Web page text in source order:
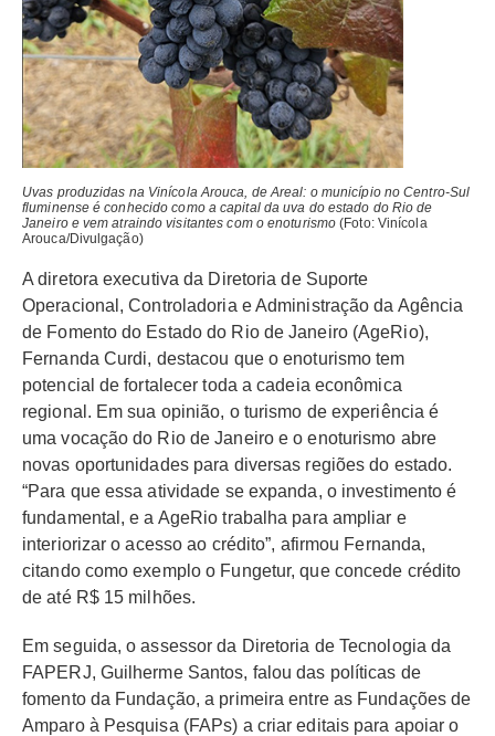
Uvas produzidas na Vinícola Arouca, de Areal: o município no Centro-Sul
fluminense é conhecido como a capital da uva do estado do Rio de
Janeiro e vem atraindo visitantes com o enoturismo (Foto: Vinícola
Arouca/Divulgação)
A diretora executiva da Diretoria de Suporte
Operacional, Controladoria e Administração da Agência
de Fomento do Estado do Rio de Janeiro (AgeRio),
Fernanda Curdi, destacou que o enoturismo tem
potencial de fortalecer toda a cadeia econômica
regional. Em sua opinião, o turismo de experiência é
uma vocação do Rio de Janeiro e o enoturismo abre
novas oportunidades para diversas regiões do estado.
“Para que essa atividade se expanda, o investimento é
fundamental, e a AgeRio trabalha para ampliar e
interiorizar o acesso ao crédito”, afirmou Fernanda,
citando como exemplo o Fungetur, que concede crédito
de até R$ 15 milhões.
Em seguida, o assessor da Diretoria de Tecnologia da
FAPERJ, Guilherme Santos, falou das políticas de
fomento da Fundação, a primeira entre as Fundações de
Amparo à Pesquisa (FAPs) a criar editais para apoiar o